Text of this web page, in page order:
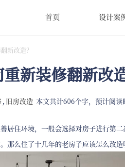
首页 设计案
新改造？
新装修翻新改
, 旧房改造 本文共计606个字，预计阅读
居住环境，一般会选择对房子进行第二
那么住了十几年的老房子应该怎么改造